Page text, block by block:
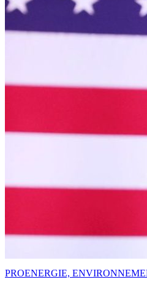
PROENERGIE,